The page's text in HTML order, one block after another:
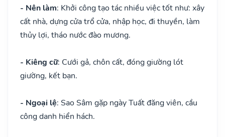
- Nên làm: Khởi công tạo tác nhiều việc tốt như: xây
cất nhà, dựng cửa trổ cửa, nhập học, đi thuyền, làm
thủy lợi, tháo nước đào mương.
- Kiêng cữ: Cưới gả, chôn cất, đóng giường lót
giường, kết bạn.
- Ngoại lệ: Sao Sâm gặp ngày Tuất đăng viên, cầu
công danh hiển hách.